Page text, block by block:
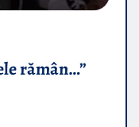
rămân…”